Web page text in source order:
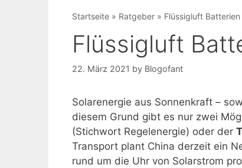
Startseite » Ratgeber » Flüssigluft
Flüssigluft
22. März 2021 by Blogofant
Solarenergie aus Sonnenkraft –
diesem Grund gibt es nur zwei
(Stichwort Regelenergie) oder der
Transport plant China derzeit ein
rund um die Uhr von Solarstrom